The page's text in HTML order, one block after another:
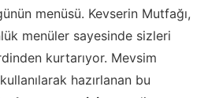
menüsü. Kevserin Mutfağı,
menüler sayesinde sizleri
kurtarıyor. Mevsim
hazırlanan bu